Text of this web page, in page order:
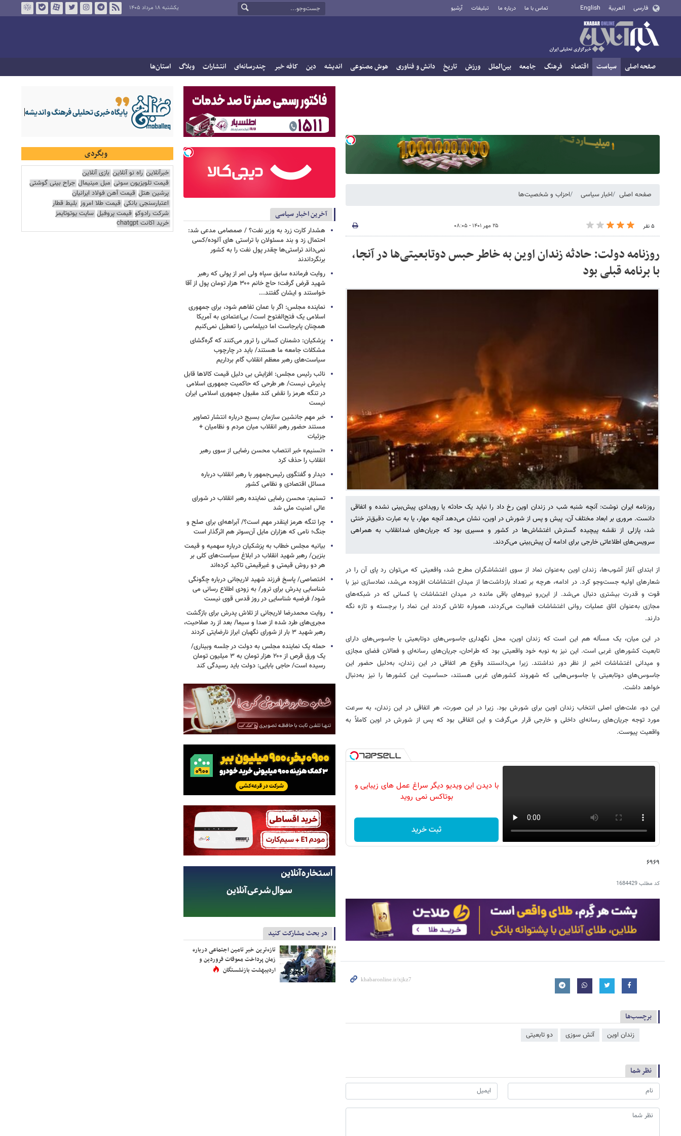
فارسی العربية English تماس با ما درباره ما تبلیغات آرشیو یکشنبه ۱۸ مرداد ۱۴۰۵
صفحه اصلی سیاست اقتصاد فرهنگ جامعه بین‌الملل ورزش تاریخ دانش و فناوری هوش مصنوعی اندیشه دین کافه خبر چندرسانه‌ای انتشارات وبلاگ استان‌ها
صفحه اصلی اخبار سیاسی احزاب و شخصیت‌ها
۵ نفر ۲۵ مهر ۱۴۰۱ - ۰۸:۰۵
روزنامه دولت: حادثه زندان اوین به خاطر حبس دوتابعیتی‌ها در آنجا،
با برنامه قبلی بود
روزنامه ایران نوشت: آنچه شنبه شب در زندان اوین رخ داد را نباید یک حادثه یا رویدادی پیش‌بینی نشده و اتفاقی
دانست. مروری بر ابعاد مختلف آن، پیش و پس از شورش در اوین، نشان می‌دهد آنچه مهار، یا به عبارت دقیق‌تر خنثی
شد، پازلی از نقشه پیچیده گسترش اغتشاش‌ها در کشور و مسیری بود که جریان‌های ضدانقلاب به همراهی
سرویس‌های اطلاعاتی خارجی برای ادامه آن پیش‌بینی می‌کردند.
از ابتدای آغاز آشوب‌ها، زندان اوین به‌عنوان نماد از سوی اغتشاشگران مطرح شد، واقعیتی که می‌توان رد پای آن را در
شعارهای اولیه جست‌وجو کرد. در ادامه، هرچه بر تعداد بازداشت‌ها از میدان اغتشاشات افزوده می‌شد، نمادسازی نیز با
قوت و قدرت بیشتری دنبال می‌شد. از این‌رو نیروهای باقی مانده در میدان اغتشاشات یا کسانی که در شبکه‌های
مجازی به‌عنوان اتاق عملیات روانی اغتشاشات فعالیت می‌کردند، همواره تلاش کردند این نماد را برجسته و تازه نگه
دارند.
در این میان، یک مسأله هم این است که زندان اوین، محل نگهداری جاسوس‌های دوتابعیتی یا جاسوس‌های دارای
تابعیت کشورهای غربی است. این نیز به نوبه خود واقعیتی بود که طراحان، جریان‌های رسانه‌ای و فعالان فضای مجازی
و میدانی اغتشاشات اخیر از نظر دور نداشتند. زیرا می‌دانستند وقوع هر اتفاقی در این زندان، به‌دلیل حضور این
جاسوس‌های دوتابعیتی یا جاسوس‌هایی که شهروند کشورهای غربی هستند، حساسیت این کشورها را نیز به‌دنبال
خواهد داشت.
این دو، علت‌های اصلی انتخاب زندان اوین برای شورش بود. زیرا در این صورت، هر اتفاقی در این زندان، به سرعت
مورد توجه جریان‌های رسانه‌ای داخلی و خارجی قرار می‌گرفت و این اتفاقی بود که پس از شورش در اوین کاملاً به
واقعیت پیوست.
با دیدن این ویدیو دیگر سراغ عمل های زیبایی و
بوتاکس نمی روید
ثبت خرید
۶۹۶۹
کد مطلب1684429
برچسب‌ها
زندان اوین آتش سوزی دو تابعیتی
نظر شما
آخرین اخبار سیاسی
هشدار کارت زرد به وزیر نفت؟ / صمصامی مدعی شد:
احتمال زد و بند مسئولان با تراستی های آلوده/کسی
نمی‌داند تراستی‌ها چقدر پول نفت را به کشور
برنگرداندند
روایت فرمانده سابق سپاه ولی امر از پولی که رهبر
شهید قرض گرفت؛ حاج خانم ۳۰۰ هزار تومان پول از آقا
خواستند و ایشان گفتند...
نماینده مجلس: اگر با عمان تفاهم شود، برای جمهوری
اسلامی یک فتح‌الفتوح است/ بی‌اعتمادی به آمریکا
همچنان پابرجاست اما دیپلماسی را تعطیل نمی‌کنیم
پزشکیان: دشمنان کسانی را ترور می‌کنند که گره‌گشای
مشکلات جامعه ما هستند/ باید در چارچوب
سیاست‌های رهبر معظم انقلاب گام برداریم
نائب رئیس مجلس: افزایش بی دلیل قیمت کالاها قابل
پذیرش نیست/ هر طرحی که حاکمیت جمهوری اسلامی
در تنگه هرمز را نقض کند مقبول جمهوری اسلامی ایران
نیست
خبر مهم جانشین سازمان بسیج درباره انتشار تصاویر
مستند حضور رهبر انقلاب میان مردم و نظامیان +
جزئیات
«تسنیم» خبر انتصاب محسن رضایی از سوی رهبر
انقلاب را حذف کرد
دیدار و گفتگوی رئیس‌جمهور با رهبر انقلاب درباره
مسائل اقتصادی و نظامی کشور
تسنیم: محسن رضایی نماینده رهبر انقلاب در شورای
عالی امنیت ملی شد
چرا تنگه هرمز اینقدر مهم است؟/ آبراهه‌ای برای صلح و
جنگ؛ نامی که هزاران مایل آن‌سوتر هم اثرگذار است
بیانیه مجلس خطاب به پزشکیان درباره سهمیه و قیمت
بنزین/ رهبر شهید انقلاب در ابلاغ سیاست‌های کلی بر
هر دو روش قیمتی و غیرقیمتی تاکید کرده‌اند
اختصاصی/ پاسخ فرزند شهید لاریجانی درباره چگونگی
شناسایی پدرش برای ترور/ به زودی اطلاع رسانی می
شود/ فرضیه شناسایی در روز قدس قوی نیست
روایت محمدرضا لاریجانی از تلاش پدرش برای بازگشت
مجری‌های طرد شده از صدا و سیما/ بعد از رد صلاحیت،
رهبر شهید ۳ بار از شورای نگهبان ابراز نارضایتی کردند
حمله یک نماینده مجلس به دولت در جلسه وبیناری/
یک ورق قرص از ۲۰۰ هزار تومان به ۳ میلیون تومان
رسیده است/ حاجی بابایی: دولت باید رسیدگی کند
در بحث مشارکت کنید
تازه‌ترین خبر تامین اجتماعی درباره
زمان پرداخت معوقات فروردین و
اردیبهشت بازنشستگان
وبگردی
خبرآنلاین راه نو آنلاین بازی آنلاین
قیمت تلویزیون سونی مبل مینیمال جراح بینی گوشتی
پرشین هتل قیمت آهن فولاد ایرانیان
اعتبارسنجی بانکی قیمت طلا امروز بلیط قطار
شرکت رادوکو قیمت پروفیل سایت یوتوتایمز
خرید اکانت chatgpt